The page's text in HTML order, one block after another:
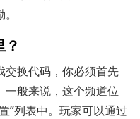
交换代码，你必须首先
一般来说，这个频道位
”列表中。玩家可以通过